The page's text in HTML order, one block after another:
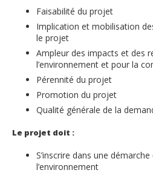
Faisabilité du projet
Implication et mobilisation
le projet
Ampleur des impacts et des
l’environnement et pour la
Pérennité du projet
Promotion du projet
Qualité générale de la
Le projet doit :
S’inscrire dans une
l’environnement